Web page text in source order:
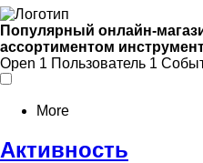
Популярный онлайн-
ассортиментом
Open 1 Пользователь 1
More
Активность